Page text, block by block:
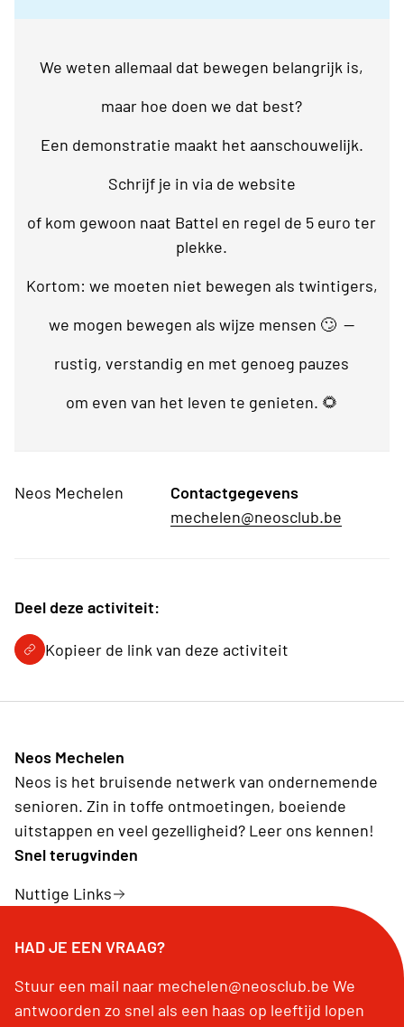
We weten allemaal dat bewegen belangrijk is,
maar hoe doen we dat best?
Een demonstratie maakt het aanschouwelijk.
Schrijf je in via de website
of kom gewoon naat Battel en regel de 5 euro ter
plekke.
Kortom: we moeten niet bewegen als twintigers,
we mogen bewegen als wijze mensen 🙄 —
rustig, verstandig en met genoeg pauzes
om even van het leven te genieten. 🌻
Neos Mechelen
Contactgegevens
mechelen@neosclub.be
Deel deze activiteit:
Kopieer de link van deze activiteit
Neos Mechelen
Neos is het bruisende netwerk van ondernemende
senioren. Zin in toffe ontmoetingen, boeiende
uitstappen en veel gezelligheid? Leer ons kennen!
Snel terugvinden
Nuttige Links
HAD JE EEN VRAAG?
Stuur een mail naar mechelen@neosclub.be We
antwoorden zo snel als een haas op leeftijd lopen